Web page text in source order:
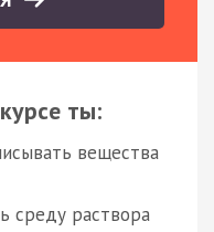
ты:
вещества
среду раствора